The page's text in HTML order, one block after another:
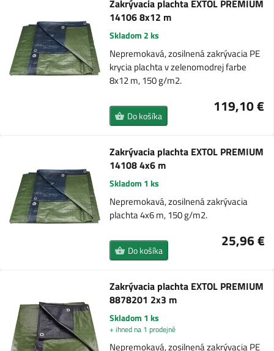
Zakrývacia plachta EXTOL PREMIUM
14106 8x12 m
Skladom 2 ks
Nepremokavá, zosilnená zakrývacia PE
krycia plachta v zelenomodrej farbe
8x12 m, 150 g/m2.
119,10 €
Do košíka
Zakrývacia plachta EXTOL PREMIUM
14108 4x6 m
Skladom 1 ks
Nepremokavá, zosilnená zakrývacia
plachta 4x6 m, 150 g/m2.
25,96 €
Do košíka
Zakrývacia plachta EXTOL PREMIUM
8878201 2x3 m
Skladom 1 ks
+ ihned na 1 prodejně
Nepremokavá, zosilnená zakrývacia PE